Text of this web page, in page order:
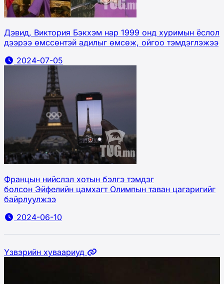
Дэвид, Виктория Бэкхэм нар 1999 онд хуримын ёслол
дээрээ өмссөнтэй адилыг өмсөж, ойгоо тэмдэглэжээ
2024-07-05
Францын нийслэл хотын бэлгэ тэмдэг
болсон Эйфелийн цамхагт Олимпын таван цагаригийг
байрлуулжээ
2024-06-10
Үзвэрийн хуваариуд